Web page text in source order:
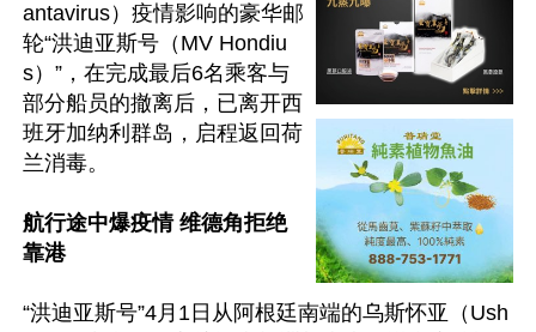
antavirus）疫情影响的豪华邮
轮“洪迪亚斯号（MV Hondiu
s）”，在完成最后6名乘客与
部分船员的撤离后，已离开西
班牙加纳利群岛，启程返回荷
兰消毒。
航行途中爆疫情 维德角拒绝
靠港
“洪迪亚斯号”4月1日从阿根廷南端的乌斯怀亚（Ush